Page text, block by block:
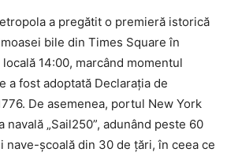
a pregătit o premieră istorică
bile din Times Square în
14:00, marcând momentul
a fost adoptată Declarația de
De asemenea, portul New York
navală „Sail250”, adunând peste 60
nave-școală din 30 de țări, în ceea ce